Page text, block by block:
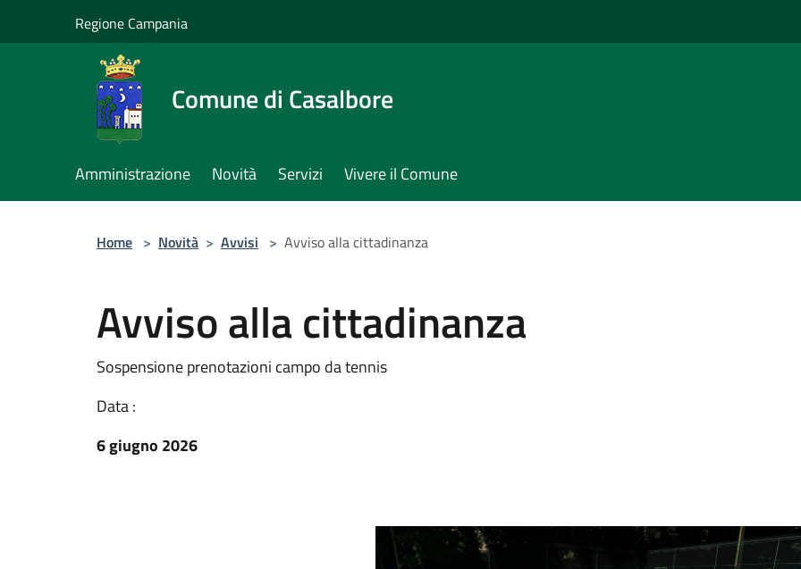
Regione Campania
Comune di Casalbore
Amministrazione Novità Servizi Vivere il Comune
Home > Novità > Avvisi > Avviso alla cittadinanza
Avviso alla cittadinanza
Sospensione prenotazioni campo da tennis
Data :
6 giugno 2026